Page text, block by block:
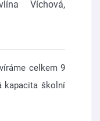
Víchová,
celkem 9
kapacita školní